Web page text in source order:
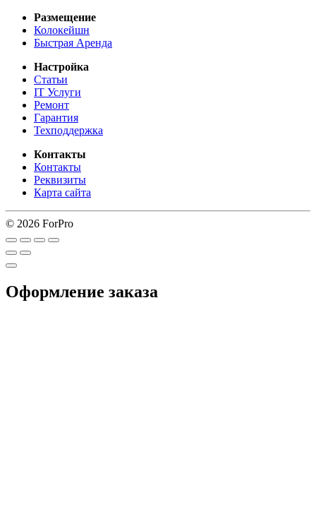
Размещение
Колокейшн
Быстрая Аренда
Настройка
Статьи
IT Услуги
Ремонт
Гарантия
Техподдержка
Контакты
Контакты
Реквизиты
Карта сайта
© 2026 ForPro
Оформление заказа